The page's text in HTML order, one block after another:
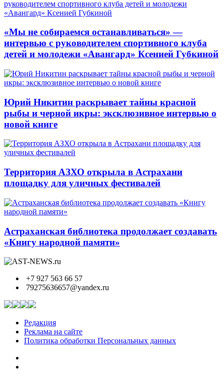
«Мы не собираемся останавливаться» —
интервью с руководителем спортивного клуба
детей и молодежи «Авангард» Ксенией Губкиной
Юрий Никитин раскрывает тайны красной
рыбы и черной икры: эксклюзивное интервью о
новой книге
Территория АЗХО открыла в Астрахани
площадку для уличных фестивалей
Астраханская библиотека продолжает создавать
«Книгу народной памяти»
+7 927 563 66 57
79275636657@yandex.ru
Редакция
Реклама на сайте
Политика обработки Персональных данных